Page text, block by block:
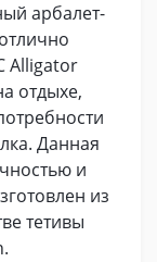
арбалет-
Alligator
отдыхе,
Данная
и
из
тетивы